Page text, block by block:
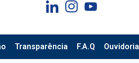
Transparência F.A.Q Ouvidoria